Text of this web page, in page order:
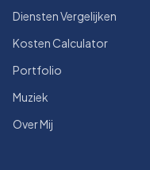
Diensten Vergelijken
Kosten Calculator
Portfolio
Muziek
Over Mij